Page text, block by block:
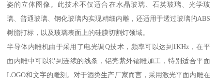
姿的立体图像。此技术不仅适合在水晶玻璃、石英玻璃、光学玻
璃、普通玻璃、钢化玻璃内实现精细内雕，还适用于透过玻璃的ABS
树脂打标，以及玻璃表面上的硅膜切割灯领域。
半导体内雕机由于采用了电光调Q技术，频率可以达到1KHz，在平
面内雕中可以得到连续的线条，铝壳紫外镭雕加工，特别适合平面
LOGO和文字的雕刻。对于酒类生产厂家而言，采用激光平面内雕在